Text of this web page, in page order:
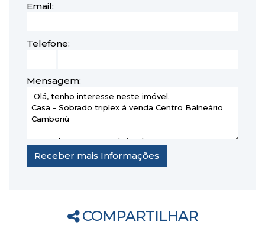
Email:
Telefone:
Mensagem:
COMPARTILHAR